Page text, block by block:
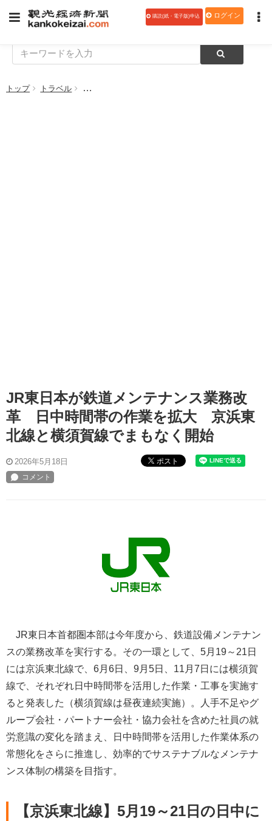
購読(紙・電子版)申込 ログイン
トップ トラベル JR東日本が鉄道メンテナンス業務改革 日中時間
JR東日本が鉄道メンテナンス業務改
革 日中時間帯の作業を拡大 京浜東
北線と横須賀線でまもなく開始
2026年5月18日 ポスト
JR東日本首都圏本部は今年度から、鉄道設備メンテナン
スの業務改革を実行する。その一環として、5月19～21日
には京浜東北線で、6月6日、9月5日、11月7日には横須賀
線で、それぞれ日中時間帯を活用した作業・工事を実施す
ると発表した（横須賀線は昼夜連続実施）。人手不足やグ
ループ会社・パートナー会社・協力会社を含めた社員の就
労意識の変化を踏まえ、日中時間帯を活用した作業体系の
常態化をさらに推進し、効率的でサステナブルなメンテナ
ンス体制の構築を目指す。
【京浜東北線】5月19～21日の日中に